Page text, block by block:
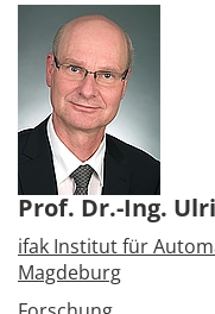
Prof. Dr.-Ing.
ifak Institut für
Magdeburg